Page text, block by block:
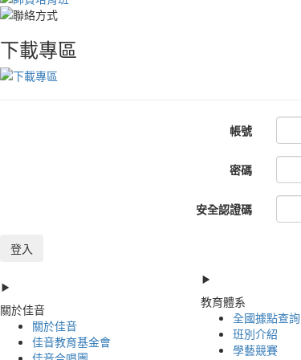
下載專區
帳號
密碼
安全認證碼
登入
關於佳音
關於佳音
佳音教育基金會
教育體系
全國據點查詢
班別介紹
學藝競賽